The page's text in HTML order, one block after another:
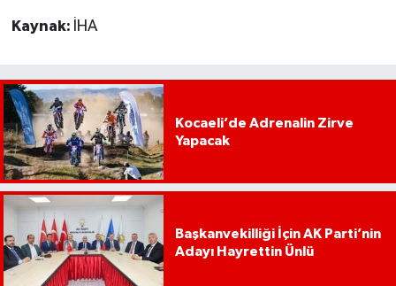
Kaynak: İHA
Kocaeli’de Adrenalin Zirve
Yapacak
Başkanvekilliği İçin AK Parti’nin
Adayı Hayrettin Ünlü